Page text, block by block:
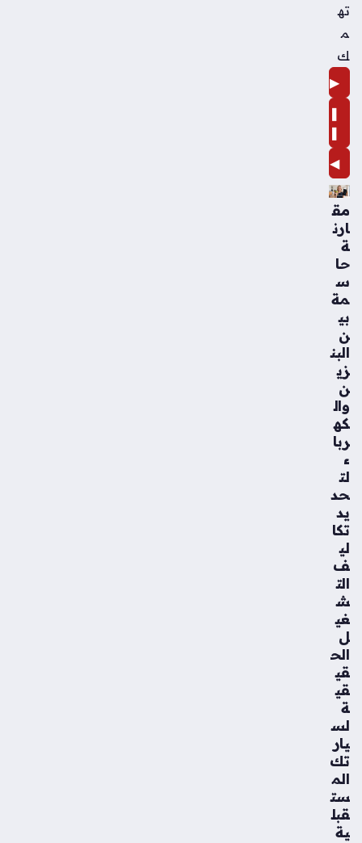
ته
م
ك
▶
❚
❚
◀
مق
ارن
ة
حا
س
مة
بي
ن
البن
زي
ن
وال
كه
ربا
ء
لت
حد
يد
تكا
لي
ف
الت
ش
غي
ل
الح
قي
قي
ة
لس
يار
تك
الم
ست
قبل
ية